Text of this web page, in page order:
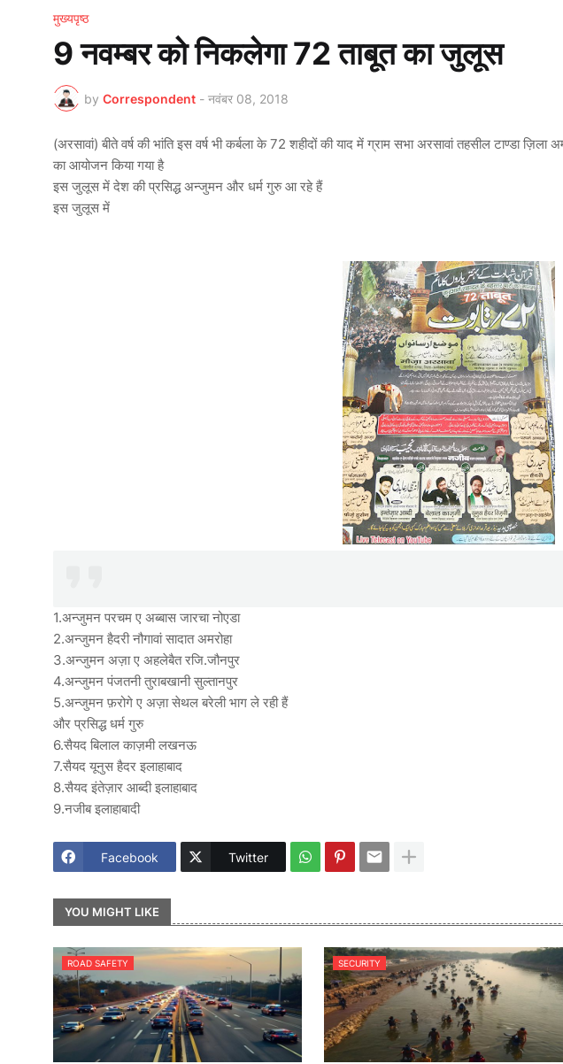
मुख्यपृष्ठ
9 नवम्बर को निकलेगा 72 ताबूत का जुलूस
by Correspondent - नवंबर 08, 2018
(अरसावां) बीते वर्ष की भांति इस वर्ष भी कर्बला के 72 शहीदों की याद में ग्राम सभा अरसावां तहसील टाण्डा
का आयोजन किया गया है
इस जुलूस में देश की प्रसिद्ध अन्जुमन और धर्म गुरु आ रहे हैं
इस जुलूस में
1.अन्जुमन परचम ए अब्बास जारचा नोएडा
2.अन्जुमन हैदरी नौगावां सादात अमरोहा
3.अन्जुमन अज़ा ए अहलेबैत रजि.जौनपुर
4.अन्जुमन पंजतनी तुराबखानी सुल्तानपुर
5.अन्जुमन फ़रोगे ए अज़ा सेथल बरेली भाग ले रही हैं
और प्रसिद्ध धर्म गुरु
6.सैयद बिलाल काज़मी लखनऊ
7.सैयद यूनुस हैदर इलाहाबाद
8.सैयद इंतेज़ार आब्दी इलाहाबाद
9.नजीब इलाहाबादी
Facebook Twitter
YOU MIGHT LIKE
ROAD SAFETY SECURITY